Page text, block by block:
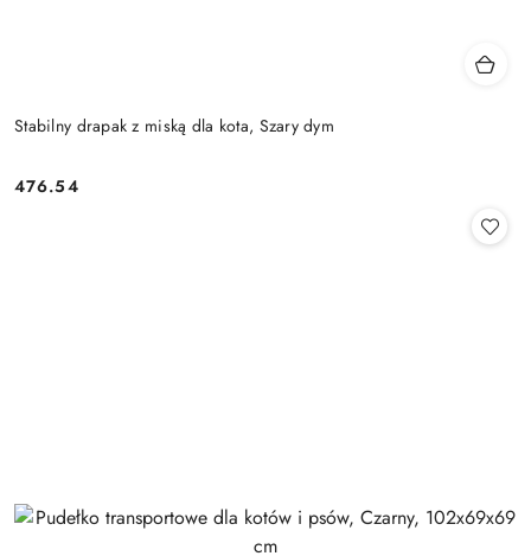
Stabilny drapak z miską dla kota, Szary dym
Cena:
476.54